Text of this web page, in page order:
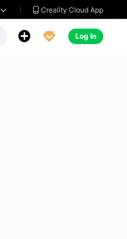
  Creality Cloud App
  Log In